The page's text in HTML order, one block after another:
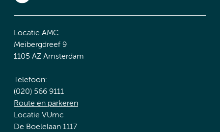
Locatie AMC
Meibergdreef 9
1105 AZ Amsterdam
Telefoon:
(020) 566 9111
Route en parkeren
Locatie VUmc
De Boelelaan 1117